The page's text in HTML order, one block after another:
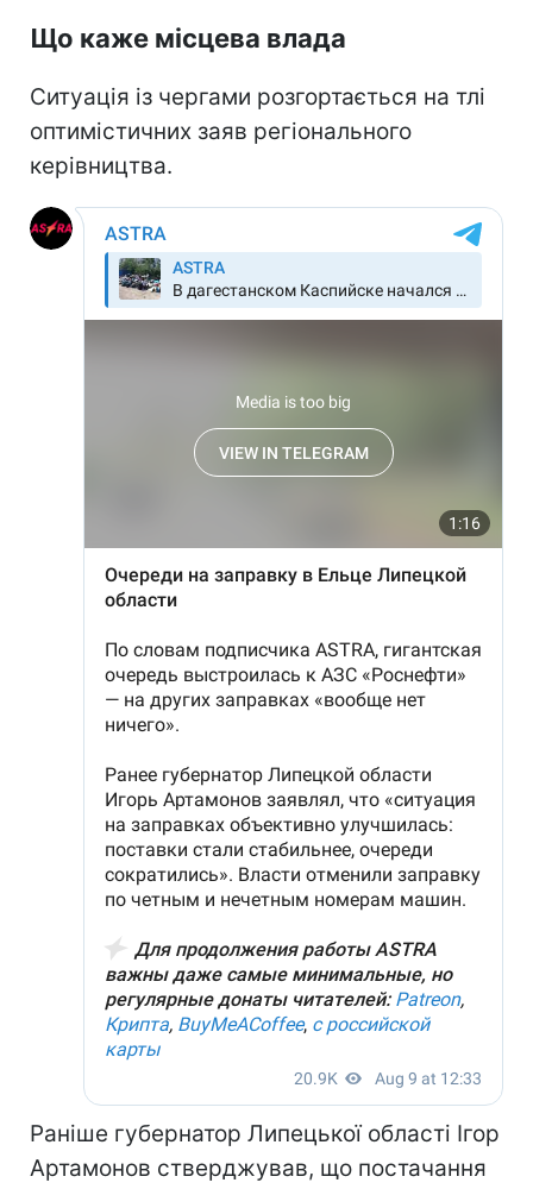
Що каже місцева влада
Ситуація із чергами розгортається на тлі
оптимістичних заяв регіонального
керівництва.
Раніше губернатор Липецької області Ігор
Артамонов стверджував, що постачання